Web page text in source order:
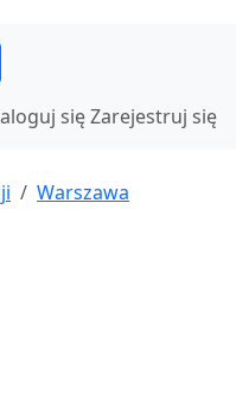
sięZarejestruj się
Warszawa